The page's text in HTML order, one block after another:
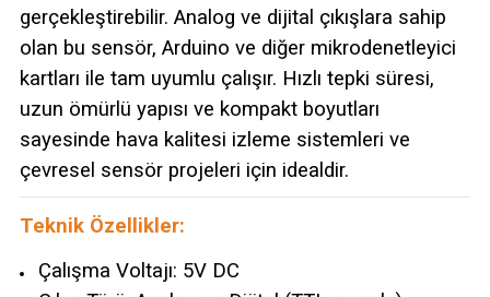
gerçekleştirebilir. Analog ve dijital çıkışlara sahip
olan bu sensör, Arduino ve diğer mikrodenetleyici
kartları ile tam uyumlu çalışır. Hızlı tepki süresi,
uzun ömürlü yapısı ve kompakt boyutları
sayesinde hava kalitesi izleme sistemleri ve
çevresel sensör projeleri için idealdir.
Teknik Özellikler:
Çalışma Voltajı: 5V DC